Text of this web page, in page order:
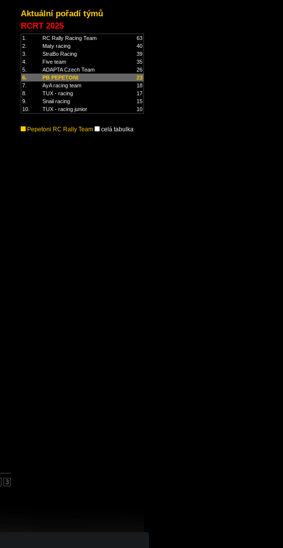
3
Aktuální pořadí týmů
RCRT 2025
1. RC Rally Racing Team
63
2.
Maty racing
40
3.
StraBo Racing
39
4.
Five team
35
5.
ADAPTA Czech Team
26
6.
PB PEPETONI
23
7.
AyA racing team
18
8.
TUX - racing
17
9.
Snail racing
15
10.
TUX - racing junior 10
Pepetoni RC Rally Team celá tabulka